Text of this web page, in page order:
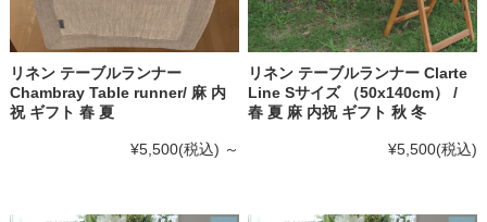
リネン テーブルランナー
Chambray Table runner/ 麻 内
祝 ギフト 春 夏
¥5,500(税込) ～
リネン テーブルランナー Clarte
Line Sサイズ （50x140cm） /
春 夏 麻 内祝 ギフト 秋 冬
¥5,500(税込)